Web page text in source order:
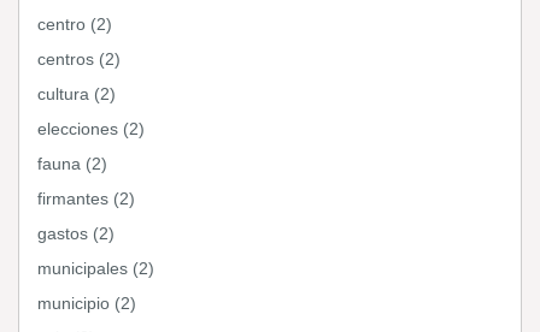
centro (2)
centros (2)
cultura (2)
elecciones (2)
fauna (2)
firmantes (2)
gastos (2)
municipales (2)
municipio (2)